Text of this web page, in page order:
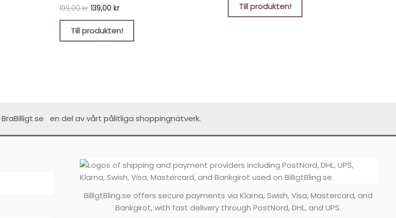
199,00kr 139,00 kr
Till produkten!
Till produkten!
BraBilligt.se en del av vårt pålitliga shoppingnätverk.
BilligtBling.se offers secure payments via Klarna, Swish, Visa, Mastercard, and
Bankgirot, with fast delivery through PostNord, DHL, and UPS.